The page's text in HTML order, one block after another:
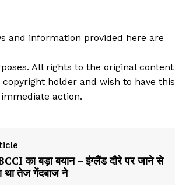
and information provided here are
All rights to the original content
holder and wish to have this
action.
का बड़ा बयान – इंग्लैंड दौरे पर जाने से
था तेज गेंदबाज ने